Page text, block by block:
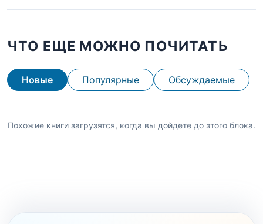
ЧТО ЕЩЕ МОЖНО ПОЧИТАТЬ
Новые Популярные Обсуждаемые
Похожие книги загрузятся, когда вы дойдете до этого блока.